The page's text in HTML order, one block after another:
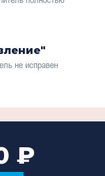
не исправен